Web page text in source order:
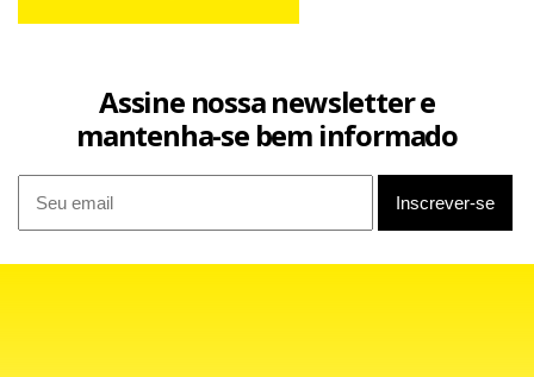
Facebook
WhatsApp
LinkedIn
Twitter
X Telegram
Share
Assine nossa newsletter e
mantenha-se bem informado